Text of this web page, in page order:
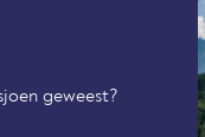
geweest?